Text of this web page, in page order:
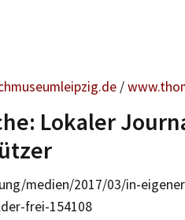
/
Lokaler
medien/2017/03/in-
frei-154108